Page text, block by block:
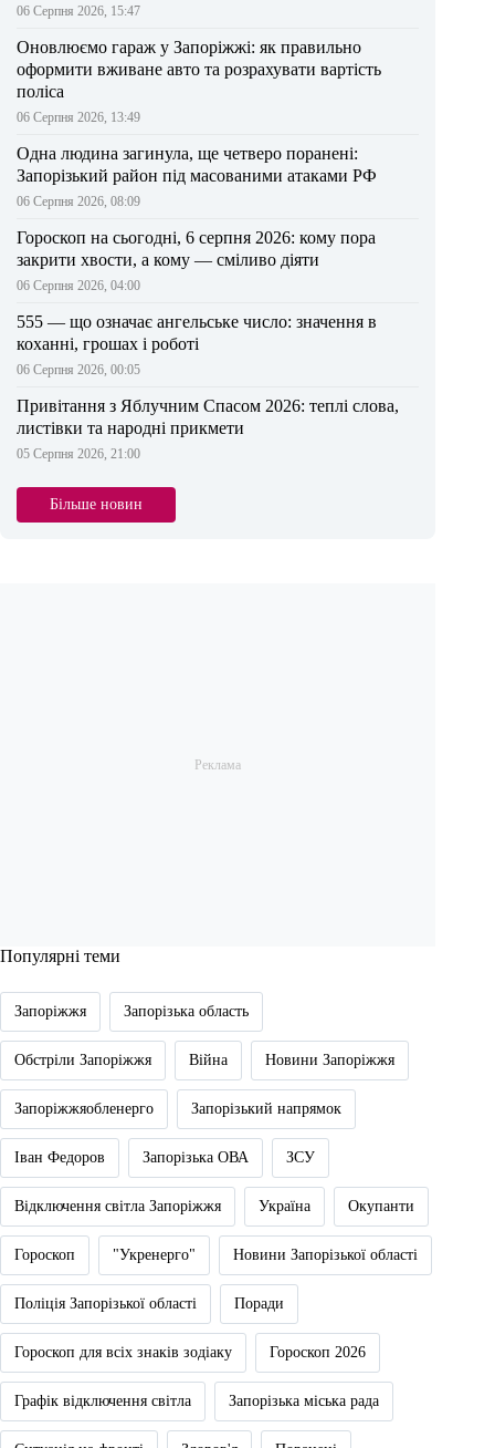
06 Серпня 2026, 15:47
Оновлюємо гараж у Запоріжжі: як правильно
оформити вживане авто та розрахувати вартість
поліса
06 Серпня 2026, 13:49
Одна людина загинула, ще четверо поранені:
Запорізький район під масованими атаками РФ
06 Серпня 2026, 08:09
Гороскоп на сьогодні, 6 серпня 2026: кому пора
закрити хвости, а кому — сміливо діяти
06 Серпня 2026, 04:00
555 — що означає ангельське число: значення в
коханні, грошах і роботі
06 Серпня 2026, 00:05
Привітання з Яблучним Спасом 2026: теплі слова,
листівки та народні прикмети
05 Серпня 2026, 21:00
Більше новин
Популярні теми
Запоріжжя Запорізька область
Обстріли Запоріжжя Війна Новини Запоріжжя
Запоріжжяобленерго Запорізький напрямок
Іван Федоров Запорізька ОВА ЗСУ
Відключення світла Запоріжжя Україна Окупанти
Гороскоп "Укренерго" Новини Запорізької області
Поліція Запорізької області Поради
Гороскоп для всіх знаків зодіаку Гороскоп 2026
Графік відключення світла Запорізька міська рада